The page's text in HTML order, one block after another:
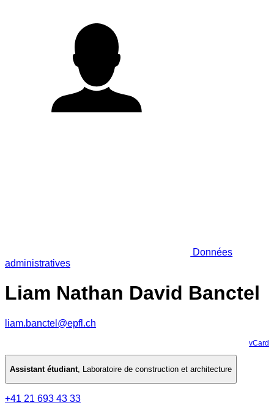
Données
administratives
Liam Nathan David Banctel
liam.banctel@epfl.ch
vCard
Assistant étudiant, Laboratoire de construction et architecture
+41 21 693 43 33